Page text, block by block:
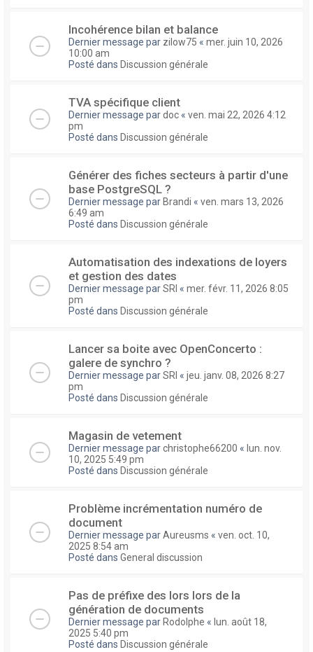
Incohérence bilan et balance
Dernier message par zilow75 « mer. juin 10, 2026
10:00 am
Posté dans Discussion générale
TVA spécifique client
Dernier message pardoc « ven. mai 22, 2026 4:12
pm
Posté dans Discussion générale
Générer des fiches secteurs à partir d'une
base PostgreSQL ?
Dernier message par Brandi « ven. mars 13, 2026
6:49 am
Posté dans Discussion générale
Automatisation des indexations de loyers
et gestion des dates
Dernier message parSRI « mer. févr. 11, 2026 8:05
pm
Posté dans Discussion générale
Lancer sa boite avec OpenConcerto :
galere de synchro ?
Dernier message parSRI « jeu. janv. 08, 2026 8:27
pm
Posté dans Discussion générale
Magasin de vetement
Dernier message parchristophe66200 « lun. nov.
10, 2025 5:49 pm
Posté dans Discussion générale
Problème incrémentation numéro de
document
Dernier message parAureusms « ven. oct. 10,
2025 8:54 am
Posté dans General discussion
Pas de préfixe des lors lors de la
génération de documents
Dernier message par Rodolphe « lun. août 18,
2025 5:40 pm
Posté dans Discussion générale